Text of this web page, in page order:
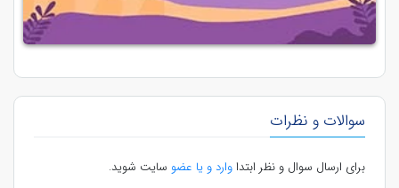
سوالات و نظرات
برای ارسال سوال و نظر ابتداوارد و یا عضو سایت شوید.